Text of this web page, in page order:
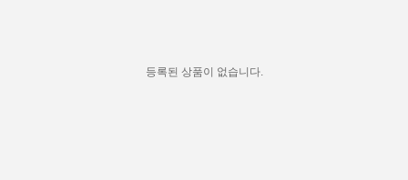
등록된 상품이 없습니다.